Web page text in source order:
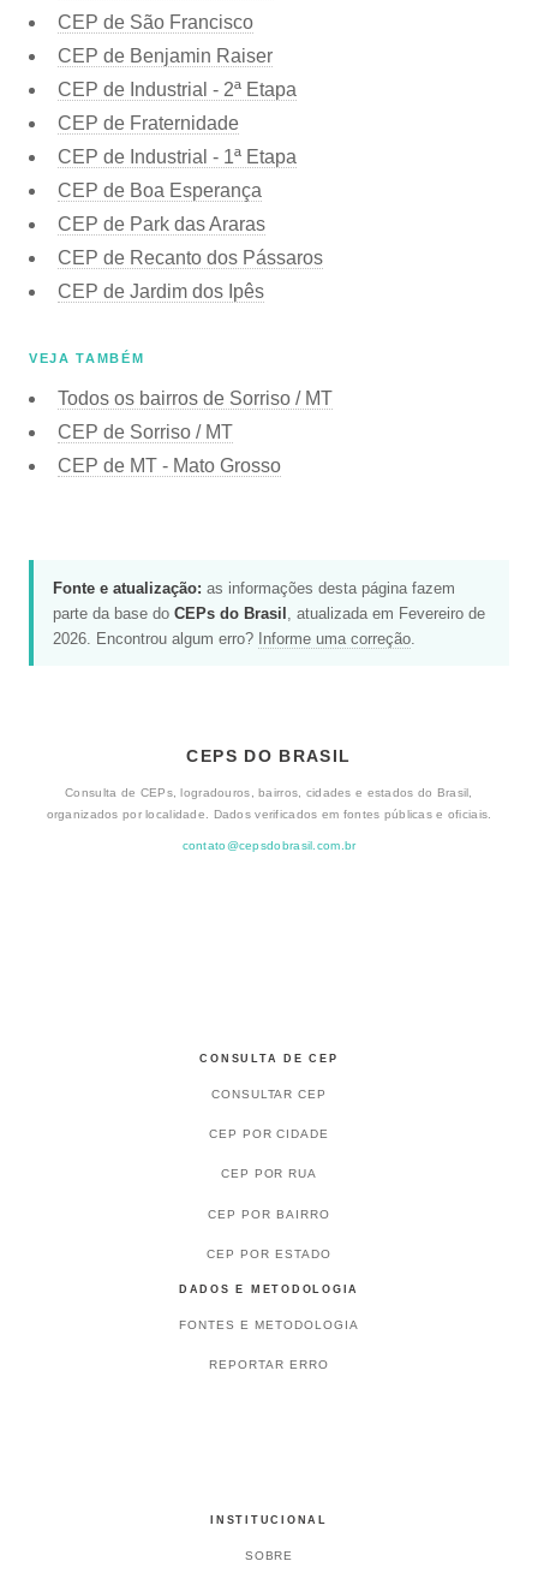
CEP de São Francisco
CEP de Benjamin Raiser
CEP de Industrial - 2ª Etapa
CEP de Fraternidade
CEP de Industrial - 1ª Etapa
CEP de Boa Esperança
CEP de Park das Araras
CEP de Recanto dos Pássaros
CEP de Jardim dos Ipês
VEJA TAMBÉM
Todos os bairros de Sorriso / MT
CEP de Sorriso / MT
CEP de MT - Mato Grosso
Fonte e atualização: as informações desta página fazem
parte da base do CEPs do Brasil , atualizada em Fevereiro de
2026. Encontrou algum erro? Informe uma correção
CEPS DO BRASIL
Consulta de CEPs, logradouros, bairros, cidades e estados do Brasil,
organizados por localidade. Dados verificados em fontes públicas e oficiais.
contato@cepsdobrasil.com.br
CONSULTA DE CEP
CONSULTAR CEP
CEP POR CIDADE
CEP POR RUA
CEP POR BAIRRO
CEP POR ESTADO
DADOS E METODOLOGIA
FONTES E METODOLOGIA
REPORTAR ERRO
INSTITUCIONAL
SOBRE